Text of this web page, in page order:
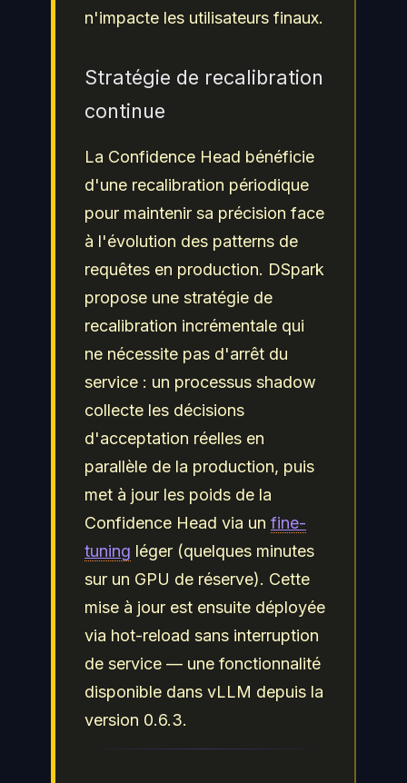
n'impacte les utilisateurs finaux.
Stratégie de recalibration
continue
La Confidence Head bénéficie
d'une recalibration périodique
pour maintenir sa précision face
à l'évolution des patterns de
requêtes en production. DSpark
propose une stratégie de
recalibration incrémentale qui
ne nécessite pas d'arrêt du
service : un processus shadow
collecte les décisions
d'acceptation réelles en
parallèle de la production, puis
met à jour les poids de la
Confidence Head via un fine-
tuning léger (quelques minutes
sur un GPU de réserve). Cette
mise à jour est ensuite déployée
via hot-reload sans interruption
de service — une fonctionnalité
disponible dans vLLM depuis la
version 0.6.3.